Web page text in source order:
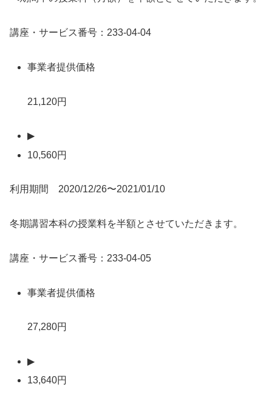
講座・サービス番号：233-04-04
事業者提供価格
21,120円
▶
10,560円
利用期間 2020/12/26〜2021/01/10
冬期講習本科の授業料を半額とさせていただきます。
講座・サービス番号：233-04-05
事業者提供価格
27,280円
▶
13,640円